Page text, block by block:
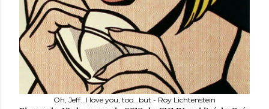
Oh, Jeff...I love you, too...but - Roy Lichtenstein